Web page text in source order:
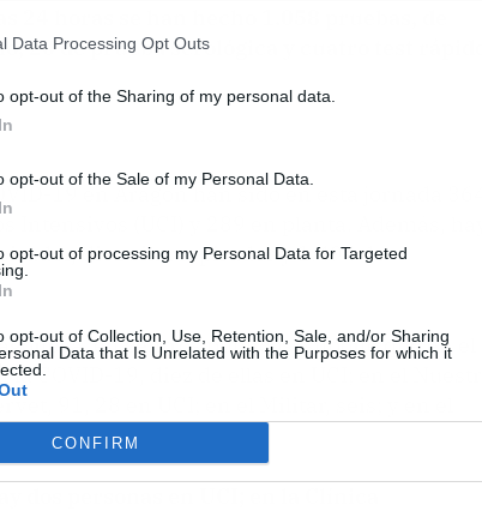
Data Processing Opt Outs
opt-out of the Sharing of my personal data.
opt-out of the Sale of my Personal Data.
opt-out of processing my Personal Data for Targeted
opt-out of Collection, Use, Retention, Sale, and/or Sharing
Data that Is Unrelated with the Purposes for which it
CONFIRM
horas se han hecho 1.058 pruebas, de
20 de prueba serológica y cuatro test rápido
19 en Aragón han sido en esta jornada 364,
Intensivos (UCI) y 289 en planta. Además, hay
diez sin respirador y 1.494 de
en centros públicos, supone que en el
COVID-19, diez de ellas en UCI; en el Nuestra
91, 28 en UCI; en el Militar, seis; y en el
dos personas en UCI; en la Clínica